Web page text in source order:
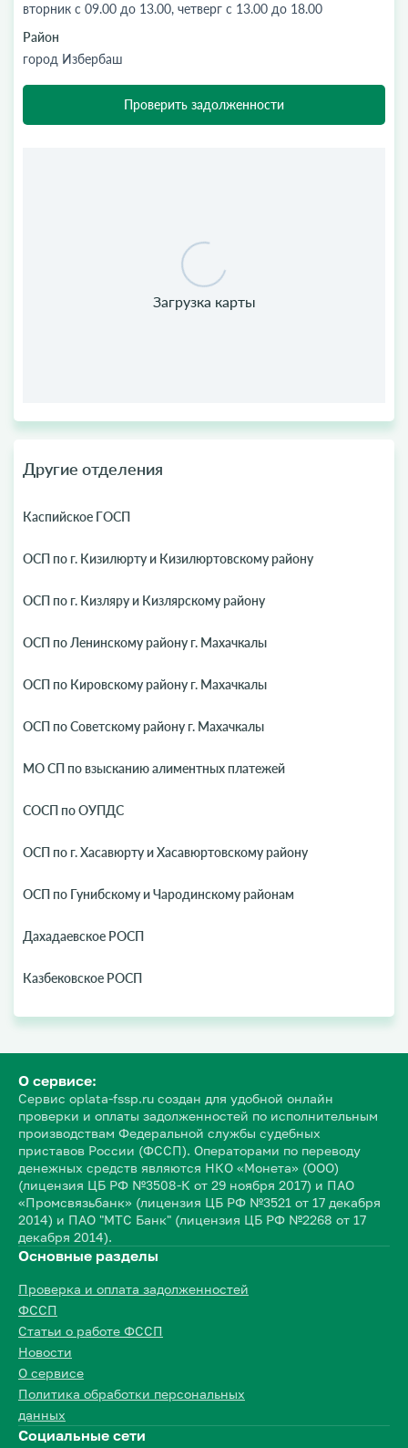
вторник с 09.00 до 13.00, четверг с 13.00 до 18.00
Район
город Избербаш
Проверить задолженности
Другие отделения
Каспийское ГОСП
ОСП по г. Кизилюрту и Кизилюртовскому району
ОСП по г. Кизляру и Кизлярскому району
ОСП по Ленинскому району г. Махачкалы
ОСП по Кировскому району г. Махачкалы
ОСП по Советскому району г. Махачкалы
МО СП по взысканию алиментных платежей
СОСП по ОУПДС
ОСП по г. Хасавюрту и Хасавюртовскому району
ОСП по Гунибскому и Чародинскому районам
Дахадаевское РОСП
Казбековское РОСП
О сервисе:
Сервис oplata-fssp.ru создан для удобной онлайн
проверки и оплаты задолженностей по исполнительным
производствам Федеральной службы судебных
приставов России (ФССП). Операторами по переводу
денежных средств являются НКО «Монета» (ООО)
(лицензия ЦБ РФ №3508-К от 29 ноября 2017) и ПАО
«Промсвязьбанк» (лицензия ЦБ РФ №3521 от 17 декабря
2014) и ПАО "МТС Банк" (лицензия ЦБ РФ №2268 от 17
декабря 2014).
Основные разделы
Проверка и оплата задолженностей
ФССП
Статьи о работе ФССП
Новости
О сервисе
Политика обработки персональных
данных
Социальные сети